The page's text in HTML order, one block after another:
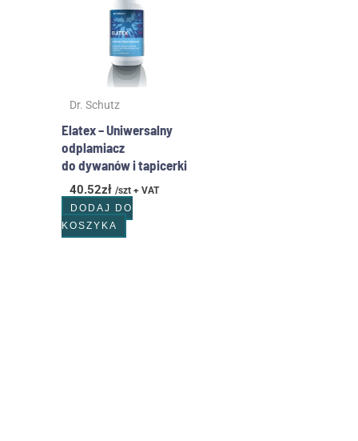
Dr. Schutz
Elatex – Uniwersalny
odplamiacz
do dywanów i tapicerki
40.52zł /szt + VAT
DODAJ DO
KOSZYKA